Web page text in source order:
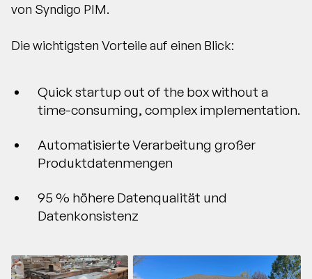
von Syndigo PIM.
Die wichtigsten Vorteile auf einen Blick:
Quick startup out of the box without a
time-consuming, complex implementation.
Automatisierte Verarbeitung großer
Produktdatenmengen
95 % höhere Datenqualität und
Datenkonsistenz